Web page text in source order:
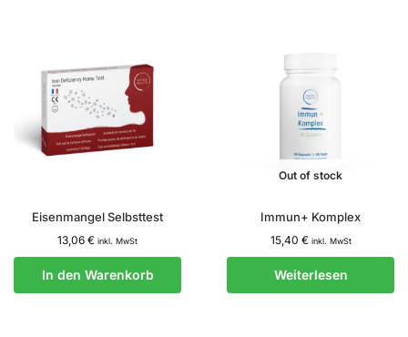
Eisenmangel Selbsttest
13,06 € inkl. MwSt
In den Warenkorb
Out of stock
Immun+ Komplex
15,40 € inkl. MwSt
Weiterlesen